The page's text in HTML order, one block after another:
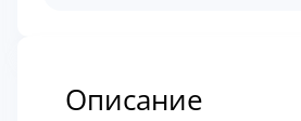
Описание